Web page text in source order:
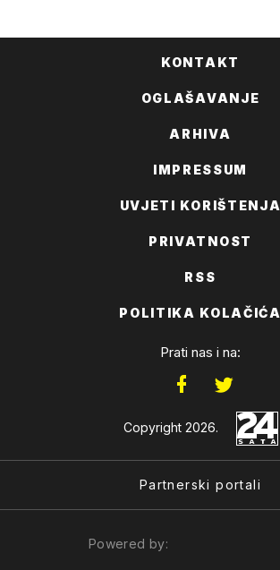
KONTAKT
OGLAŠAVANJE
ARHIVA
IMPRESSUM
UVJETI KORIŠTENJA
PRIVATNOST
RSS
POLITIKA KOLAČIĆA
Prati nas i na:
Copyright 2026.
Partnerski portali
Powered by: